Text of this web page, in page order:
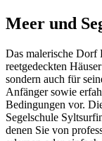
Meer und
Das malerische Dorf
reetgedeckten
sondern auch für
Anfänger sowie
Bedingungen vor.
Segelschule
denen Sie von